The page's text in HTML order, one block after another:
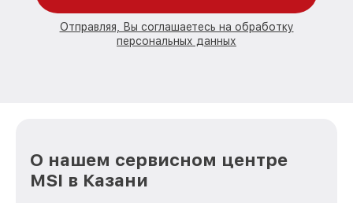
Отправляя, Вы соглашаетесь на обработку
персональных данных
О нашем сервисном центре
MSI в Казани